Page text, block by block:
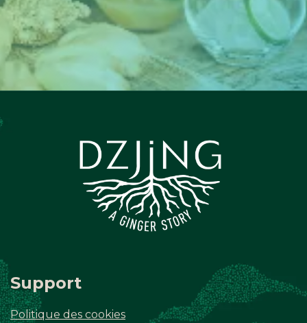
Support
Politique des cookies